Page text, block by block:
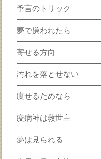
予言のトリック
夢で嫌われたら
寄せる方向
汚れを落とせない
痩せるためなら
疫病神は救世主
夢は見られる